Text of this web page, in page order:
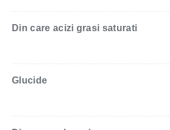
Din care acizi grasi saturati
Glucide